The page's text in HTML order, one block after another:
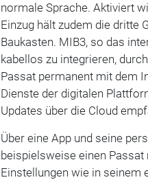
normale Sprache. Aktiviert
Einzug hält zudem die dritte
Baukasten. MIB3, so das
kabellos zu integrieren,
Passat permanent mit dem
Dienste der digitalen
Updates über die Cloud
Über eine App und seine
beispielsweise einen
Einstellungen wie in seinem